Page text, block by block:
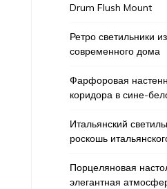
Drum Flush Mount
Ретро светильники
современного дома
Фарфоровая
коридора в сине-
Итальянский
роскошь
Порцеляновая
элегантная